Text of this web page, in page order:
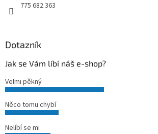
775 682 363
Dotazník
Jak se Vám líbí náš e-shop?
Velmi pěkný
Něco tomu chybí
Nelíbí se mi